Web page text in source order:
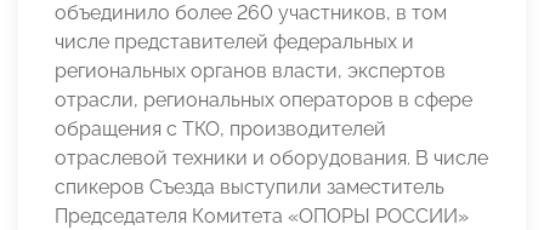
объединило более 260 участников, в том
числе представителей федеральных и
региональных органов власти, экспертов
отрасли, региональных операторов в сфере
обращения с ТКО, производителей
отраслевой техники и оборудования. В числе
спикеров Съезда выступили заместитель
Председателя Комитета «ОПОРЫ РОССИИ»